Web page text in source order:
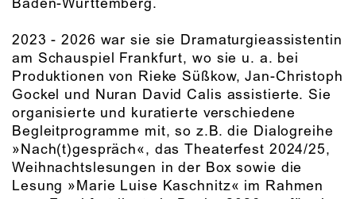
Baden-Württemberg.
2023 - 2026 war sie sie Dramaturgieassistentin
am Schauspiel Frankfurt, wo sie u. a. bei
Produktionen von Rieke Süßkow, Jan-Christoph
Gockel und Nuran David Calis assistierte. Sie
organisierte und kuratierte verschiedene
Begleitprogramme mit, so z.B. die Dialogreihe
»Nach(t)gespräch«, das Theaterfest 2024/25,
Weihnachtslesungen in der Box sowie die
Lesung »Marie Luise Kaschnitz« im Rahmen